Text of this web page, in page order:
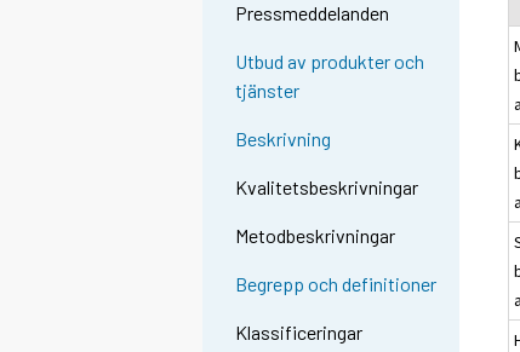
Pressmeddelanden
Utbud av produkter och
tjänster
Beskrivning
Kvalitetsbeskrivningar
Metodbeskrivningar
Begrepp och definitioner
Klassificeringar